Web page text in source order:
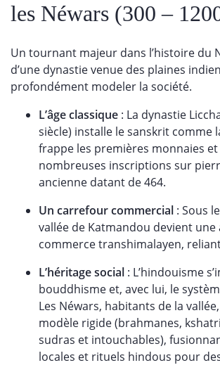
les Néwars (300 –
Un tournant majeur dans l’histoire du
d’une dynastie venue des plaines
profondément modeler la société.
L’âge classique : La dynastie
siècle) installe le sanskrit comme
frappe les premières monnaies et
nombreuses inscriptions sur
ancienne datant de 464.
Un carrefour commercial : Sous
vallée de Katmandou devient
commerce transhimalayen,
L’héritage social : L’hindouisme
bouddhisme et, avec lui, le
Les Néwars, habitants de la
modèle rigide (brahmanes,
sudras et intouchables),
locales et rituels hindous pour